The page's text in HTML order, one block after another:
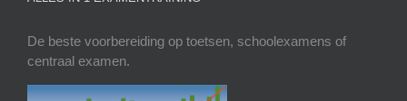
De beste voorbereiding op toetsen, schoolexamens of
centraal examen.